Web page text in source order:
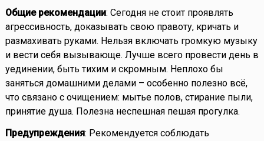
Общие рекомендации: Сегодня не стоит проявлять
агрессивность, доказывать свою правоту, кричать и
размахивать руками. Нельзя включать громкую музыку
и вести себя вызывающе. Лучше всего провести день в
уединении, быть тихим и скромным. Неплохо бы
заняться домашними делами – особенно полезно всё,
что связано с очищением: мытье полов, стирание пыли,
принятие душа. Полезна неспешная пешая прогулка.
Предупреждения: Рекомендуется соблюдать